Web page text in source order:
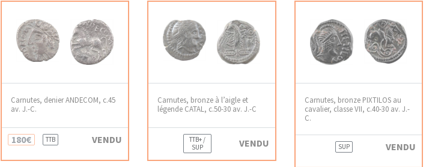
Carnutes, denier ANDECOM, c.45
av. J.-C.
180€ TTB VENDU
Carnutes, bronze à l’aigle et
légende CATAL, c.50-30 av. J.-C
TTB+ /
SUP
VENDU
Carnutes, bronze PIXTILOS au
cavalier, classe VII, c.40-30 av. J.-
C.
SUP VENDU